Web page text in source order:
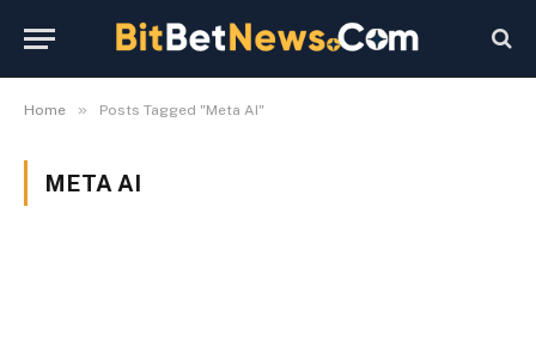
Home » Posts Tagged "Meta AI"
META AI